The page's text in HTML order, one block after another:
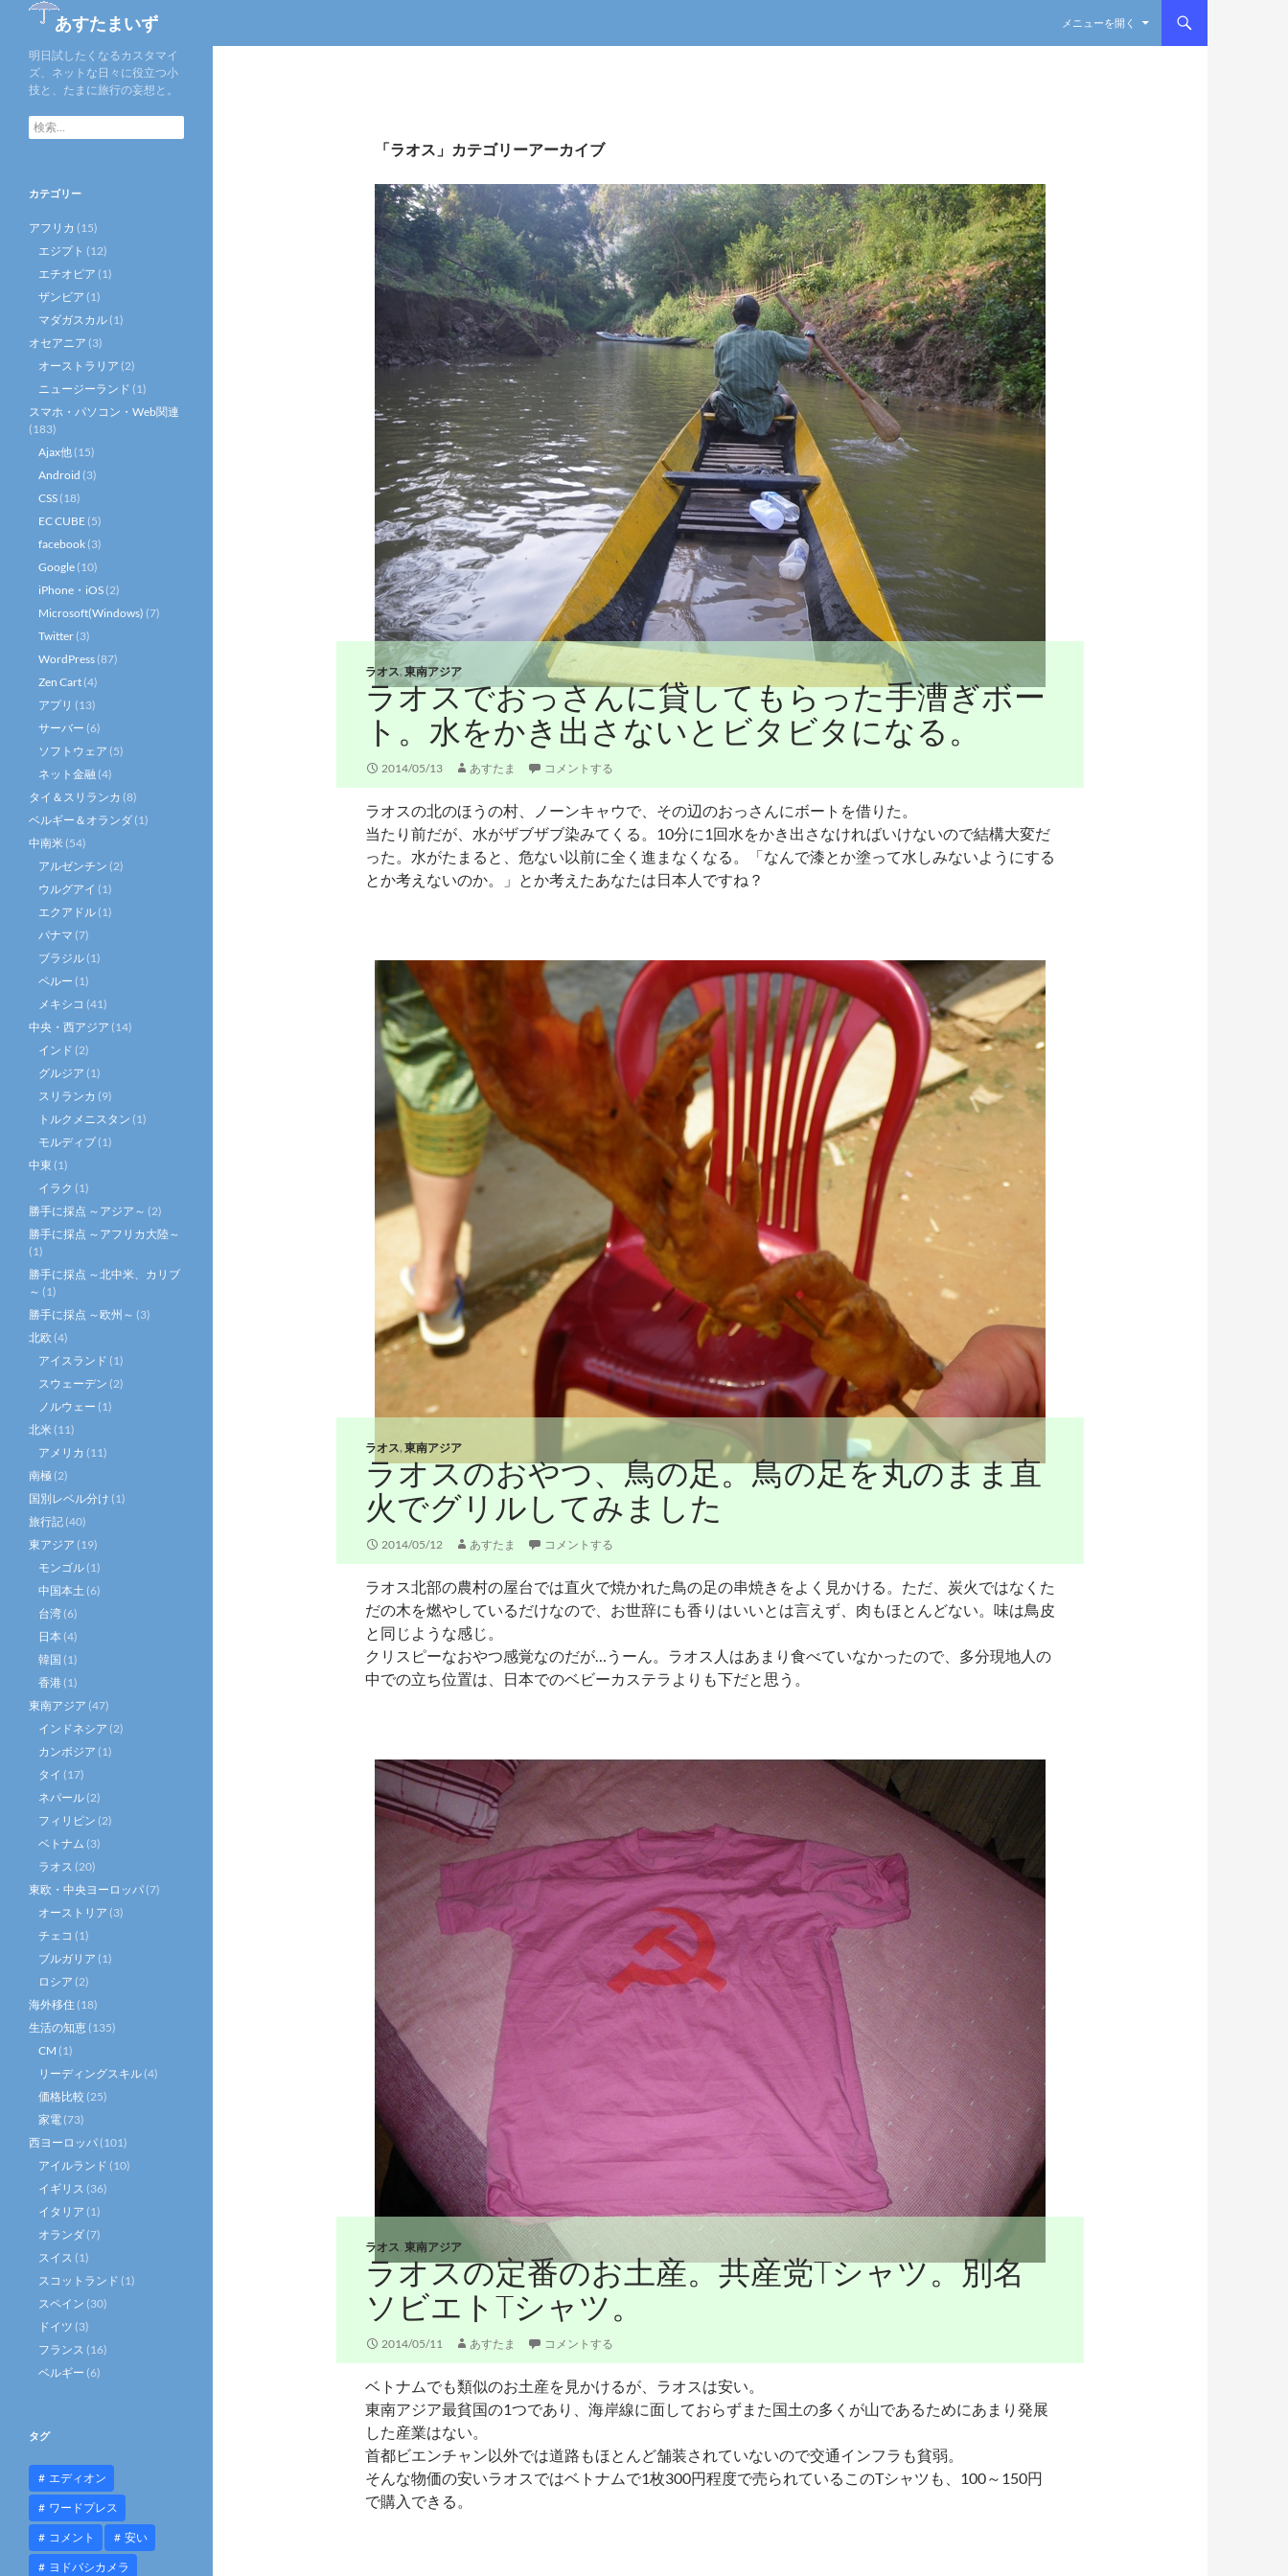
あすたまいず
メニューを開く
「ラオス」カテゴリーアーカイブ
ラオス,東南アジア
ラオスでおっさんに貸してもらった手漕ぎボー
ト。水をかき出さないとビタビタになる。
2014/05/13 あすたま コメントする
ラオスの北のほうの村、ノーンキャウで、その辺のおっさんにボートを借りた。
当たり前だが、水がザブザブ染みてくる。10分に1回水をかき出さなければいけないので結構大変だ
った。水がたまると、危ない以前に全く進まなくなる。「なんで漆とか塗って水しみないようにする
とか考えないのか。」とか考えたあなたは日本人ですね？
ラオス,東南アジア
ラオスのおやつ、鳥の足。鳥の足を丸のまま直
火でグリルしてみました
2014/05/12 あすたま コメントする
ラオス北部の農村の屋台では直火で焼かれた鳥の足の串焼きをよく見かける。ただ、炭火ではなくた
だの木を燃やしているだけなので、お世辞にも香りはいいとは言えず、肉もほとんどない。味は鳥皮
と同じような感じ。
クリスピーなおやつ感覚なのだが…うーん。ラオス人はあまり食べていなかったので、多分現地人の
中での立ち位置は、日本でのベビーカステラよりも下だと思う。
ラオス 東南アジア
ラオスの定番のお土産。共産党Tシャツ。別名
ソビエトTシャツ。
2014/05/11 あすたま コメントする
ベトナムでも類似のお土産を見かけるが、ラオスは安い。
東南アジア最貧国の1つであり、海岸線に面しておらずまた国土の多くが山であるためにあまり発展
した産業はない。
首都ビエンチャン以外では道路もほとんど舗装されていないので交通インフラも貧弱。
そんな物価の安いラオスではベトナムで1枚300円程度で売られているこのTシャツも、100～150円
で購入できる。
明日試したくなるカスタマイ
ズ、ネットな日々に役立つ小
技と、たまに旅行の妄想と。
検
索
カテゴリー
アフリカ (15)
エジプト (12)
エチオピア (1)
ザンビア (1)
マダガスカル (1)
オセアニア (3)
オーストラリア (2)
ニュージーランド (1)
スマホ・パソコン・Web関連
(183)
Ajax他 (15)
Android (3)
CSS (18)
EC CUBE (5)
facebook (3)
Google (10)
iPhone・iOS (2)
Microsoft(Windows) (7)
Twitter (3)
WordPress (87)
Zen Cart (4)
アプリ (13)
サーバー (6)
ソフトウェア (5)
ネット金融 (4)
タイ＆スリランカ (8)
ベルギー＆オランダ (1)
中南米 (54)
アルゼンチン (2)
ウルグアイ (1)
エクアドル (1)
パナマ (7)
ブラジル (1)
ペルー (1)
メキシコ (41)
中央・西アジア (14)
インド (2)
グルジア (1)
スリランカ (9)
トルクメニスタン (1)
モルディブ (1)
中東 (1)
イラク (1)
勝手に採点 ～アジア～ (2)
勝手に採点 ～アフリカ大陸～
(1)
勝手に採点 ～北中米、カリブ
～ (1)
勝手に採点 ～欧州～ (3)
北欧 (4)
アイスランド (1)
スウェーデン (2)
ノルウェー (1)
北米 (11)
アメリカ (11)
南極 (2)
国別レベル分け (1)
旅行記 (40)
東アジア (19)
モンゴル (1)
中国本土 (6)
台湾 (6)
日本 (4)
韓国 (1)
香港 (1)
東南アジア (47)
インドネシア (2)
カンボジア (1)
タイ (17)
ネパール (2)
フィリピン (2)
ベトナム (3)
ラオス (20)
東欧・中央ヨーロッパ (7)
オーストリア (3)
チェコ (1)
ブルガリア (1)
ロシア (2)
海外移住 (18)
生活の知恵 (135)
CM (1)
リーディングスキル (4)
価格比較 (25)
家電 (73)
西ヨーロッパ (101)
アイルランド (10)
イギリス (36)
イタリア (1)
オランダ (7)
スイス (1)
スコットランド (1)
スペイン (30)
ドイツ (3)
フランス (16)
ベルギー (6)
タグ
エディオン
ワードプレス
コメント 安い
ヨドバシカメラ